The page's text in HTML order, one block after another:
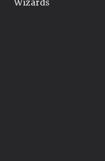
Wizards